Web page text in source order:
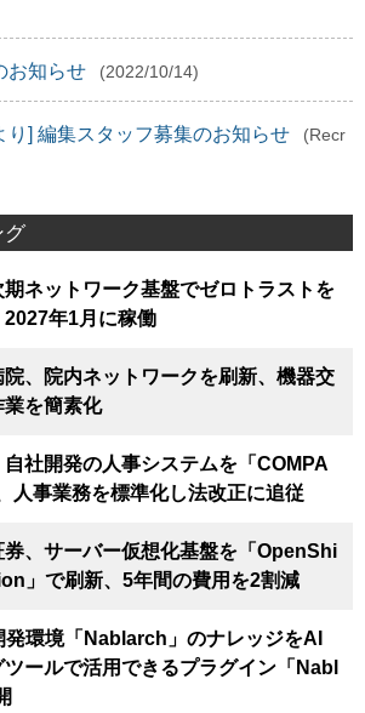
お知らせ (2022/10/14)
り] 編集スタッフ募集のお知らせ
(Recr
グ
ネットワーク基盤でゼロトラストを
年1月に稼働
、院内ネットワークを刷新、機器交
を簡素化
社開発の人事システムを「COMPA
人事業務を標準化し法改正に追従
、サーバー仮想化基盤を「OpenShi
」で刷新、5年間の費用を2割減
環境「Nablarch」のナレッジをAI
ツールで活用できるプラグイン「Nabl